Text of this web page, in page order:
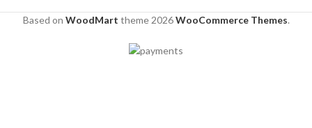
Based on WoodMart theme2026WooCommerce Themes.